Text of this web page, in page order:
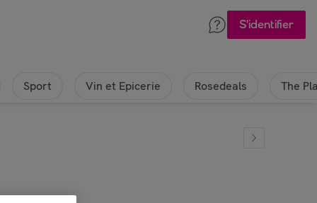
S'identifier
Sport Vin et Epicerie Rosedeals The